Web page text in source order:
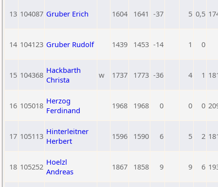
13 104087 Gruber Erich 1604 1641 -37 5 0,5
14 104123 Gruber Rudolf 1439 1453 -14 1 0
15 104368 Hackbarth
Christa
w 1737 1773 -36 4 1
16 105018 Herzog
Ferdinand
1968 1968 0 0 0
17 105113 Hinterleitner
Herbert
1596 1590 6 5 2
18 105252 Hoelzl
Andreas
1867 1858 9 9 6